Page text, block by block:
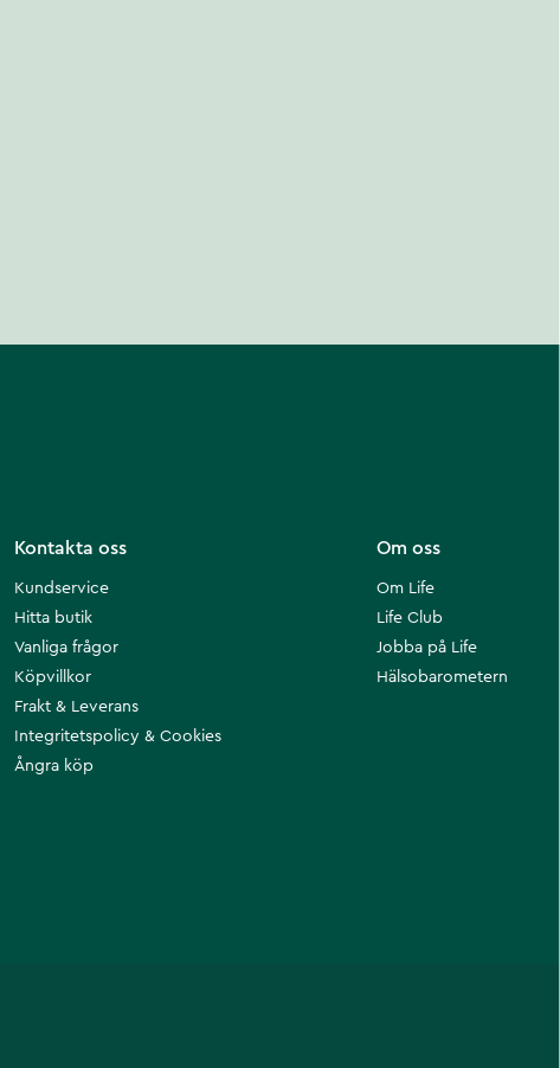
Om oss
Om Life
Life Club
Jobba på Life
Hälsobarometern
Kontakta oss
Kundservice
Hitta butik
Vanliga frågor
Köpvillkor
Frakt & Leverans
Integritetspolicy & Cookies
Ångra köp